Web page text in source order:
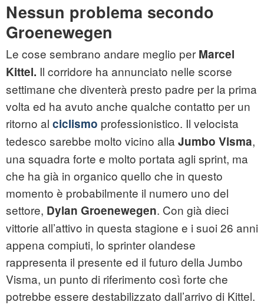
Nessun problema secondo
Groenewegen
Le cose sembrano andare meglio per Marcel
Kittel. Il corridore ha annunciato nelle scorse
settimane che diventerà presto padre per la prima
volta ed ha avuto anche qualche contatto per un
ritorno al ciclismo professionistico. Il velocista
tedesco sarebbe molto vicino alla Jumbo Visma,
una squadra forte e molto portata agli sprint, ma
che ha già in organico quello che in questo
momento è probabilmente il numero uno del
settore, Dylan Groenewegen. Con già dieci
vittorie all’attivo in questa stagione e i suoi 26 anni
appena compiuti, lo sprinter olandese
rappresenta il presente ed il futuro della Jumbo
Visma, un punto di riferimento così forte che
potrebbe essere destabilizzato dall’arrivo di Kittel.